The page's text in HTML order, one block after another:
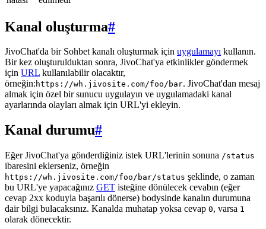
Kanal oluşturma#
JivoChat'da bir Sohbet kanalı oluşturmak için uygulamayı kullanın.
Bir kez oluşturulduktan sonra, JivoChat'ya etkinlikler göndermek
için URL kullanılabilir olacaktır,
örneğin: https://wh.jivosite.com/foo/bar. JivoChat'dan mesaj
almak için özel bir sunucu uygulayın ve uygulamadaki kanal
ayarlarında olayları almak için URL'yi ekleyin.
Kanal durumu#
Eğer JivoChat'ya gönderdiğiniz istek URL'lerinin sonuna /status
ibaresini eklerseniz, örneğin
https://wh.jivosite.com/foo/bar/status şeklinde, o zaman
bu URL'ye yapacağınız GET isteğine dönülecek cevabın (eğer
cevap 2xx koduyla başarılı dönerse) bodysinde kanalın durumuna
dair bilgi bulacaksınız. Kanalda muhatap yoksa cevap 0, varsa 1
olarak dönecektir.